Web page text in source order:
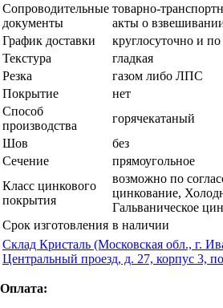
Сопроводительные
документы
товарно-
акты о
График доставки
круглосуточно и
Текстура
гладкая
Резка
газом либо ЛПС
Покрытие
нет
Способ
производства
горячекатаный
Шов
без
Сечение
прямоугольное
Класс цинкового
покрытия
возможно по
цинкование,
Гальваническое
Срок изготовления в наличии
Склад Кристаль (Московская обл., г.
Центральный проезд, д. 27, корпус 3,
Оплата: